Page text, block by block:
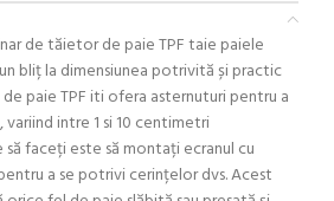
de tăietor de paie TPF taie paiele
bliț la dimensiunea potrivită și practic
paie TPF iti ofera asternuturi pentru a
intre 1 si 10 centimetri
faceți este să montați ecranul cu
a se potrivi cerințelor dvs. Acest